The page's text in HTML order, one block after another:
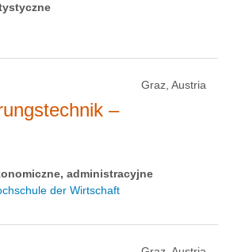
Graz, Austria
–
administracyjne
der Wirtschaft